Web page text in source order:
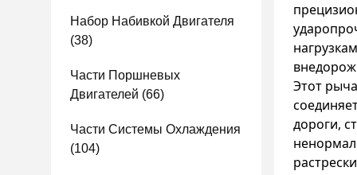
Набор Набивкой Двигателя
(38)
Части Поршневых
Двигателей (66)
Части Системы Охлаждения
(104)
Этот
дороги,